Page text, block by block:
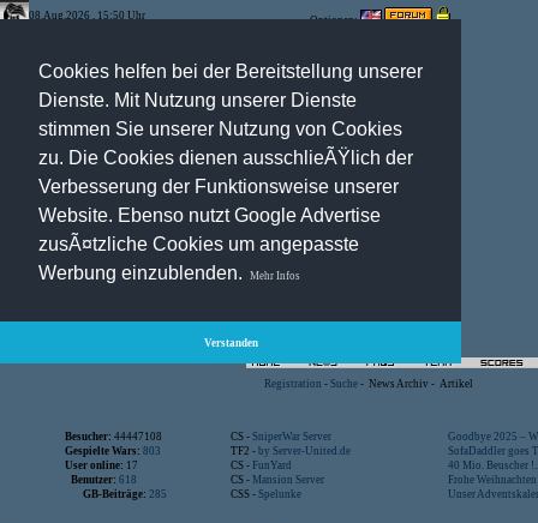
Cookies helfen bei der Bereitstellung unserer
Dienste. Mit Nutzung unserer Dienste
stimmen Sie unserer Nutzung von Cookies
zu. Die Cookies dienen ausschlieÃŸlich der
Verbesserung der Funktionsweise unserer
Website. Ebenso nutzt Google Advertise
zusÃ¤tzliche Cookies um angepasste
Werbung einzublenden.
Mehr Infos
Verstanden
08.Aug.2026 , 15:50 Uhr Optionen:
Registration - Suche - News Archiv - Artikel
Besucher: 44447108 CS - SniperWar Server
Goodbye 2025 –
Gespielte Wars: 803 TF2 - by Server-United.de
SofaDaddler goes
User online: 17 CS - FunYard
40 Mio. Beuscher
Benutzer: 618 CS - Mansion Server
Frohe
GB-Beiträge: 285 CSS - Spelunke Unser